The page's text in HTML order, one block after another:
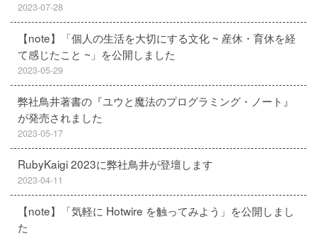
2023-07-28
【note】「個人の生活を大切にする文化 ~ 産休・育休を経
て感じたこと ~」を公開しました
2023-05-29
弊社鳥井著書の『ユウと魔法のプログラミング・ノート』
が発売されました
2023-05-17
RubyKaigi 2023に弊社鳥井が登壇します
2023-04-11
【note】「気軽に Hotwire を触ってみよう」を公開しまし
た